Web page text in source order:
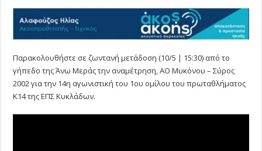
Παρακολουθήστε σε ζωντανή μετάδοση (10/5 | 15:30) από το
γήπεδο της Άνω Μεράς την αναμέτρηση, ΑΟ Μυκόνου – Σύρος
2002 για την 14η αγωνιστική του 1ου ομίλου του πρωταθλήματος
Κ14 της ΕΠΣ Κυκλάδων.